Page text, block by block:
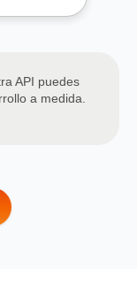
API puedes
a medida.